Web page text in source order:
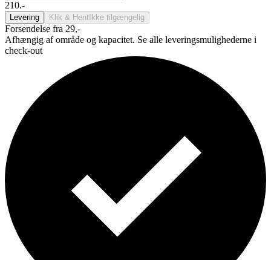
210.-
Levering Klik & Hent Ikke tilgængelig
Forsendelse fra 29,-
Afhængig af område og kapacitet. Se alle leveringsmulighederne i
check-out